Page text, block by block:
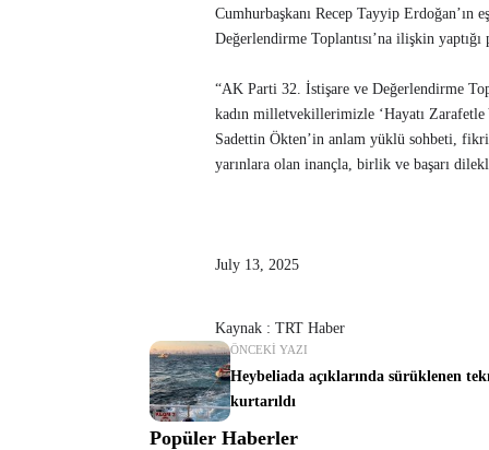
Cumhurbaşkanı Recep Tayyip Erdoğan’ın
Değerlendirme Toplantısı’na ilişkin yaptığı
“AK Parti 32. İstişare ve Değerlendirme
kadın milletvekillerimizle ‘Hayatı Zarafetle
Sadettin Ökten’in anlam yüklü sohbeti,
yarınlara olan inançla, birlik ve başarı
July 13, 2025
Kaynak : TRT Haber
ÖNCEKI YAZI
Heybeliada açıklarında sürüklenen
kurtarıldı
Popüler Haberler